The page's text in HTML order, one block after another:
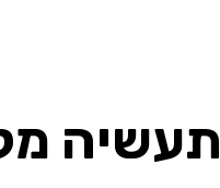
תעשיה